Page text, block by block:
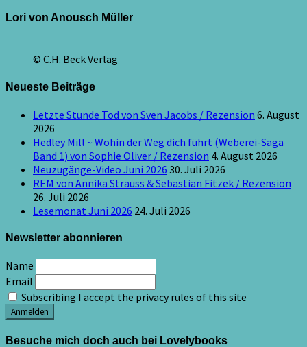
Lori von Anousch Müller
© C.H. Beck Verlag
Neueste Beiträge
Letzte Stunde Tod von Sven Jacobs / Rezension 6. August
2026
Hedley Mill ~ Wohin der Weg dich führt (Weberei-Saga
Band 1) von Sophie Oliver / Rezension 4. August 2026
Neuzugänge-Video Juni 2026 30. Juli 2026
REM von Annika Strauss & Sebastian Fitzek / Rezension
26. Juli 2026
Lesemonat Juni 2026 24. Juli 2026
Newsletter abonnieren
Name
Email
Subscribing I accept the privacy rules of this site
Besuche mich doch auch bei Lovelybooks